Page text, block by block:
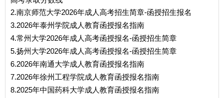
2.南京师范大学2026年成人高考招生简章-函授招生报名
3.2026年泰州学院成人教育函授报名指南
4.常州大学2026年成人高考函授报名-函授招生简章
5.扬州大学2026年成人高考函授报名-函授招生简章
6.2026年南通大学成人教育函授报名指南
7.2026年徐州工程学院成人教育函授报名指南
8.2025年中国药科大学成人教育函授报名指南